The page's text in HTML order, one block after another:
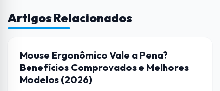
Artigos Relacionados
CASA CONECTADA
Mouse Ergonômico Vale a Pena?
Benefícios Comprovados e Melhores
Modelos (2026)